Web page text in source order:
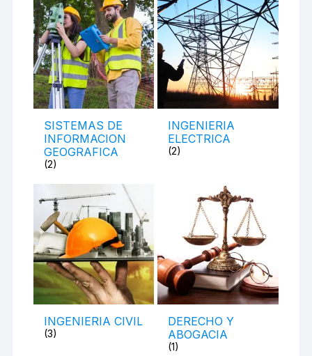
SISTEMAS DE
INFORMACION
GEOGRAFICA
(2)
INGENIERIA
ELECTRICA
(2)
INGENIERIA CIVIL
(3)
DERECHO Y
ABOGACIA
(1)